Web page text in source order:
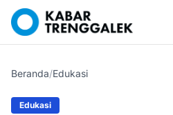
Beranda/Edukasi
Edukasi